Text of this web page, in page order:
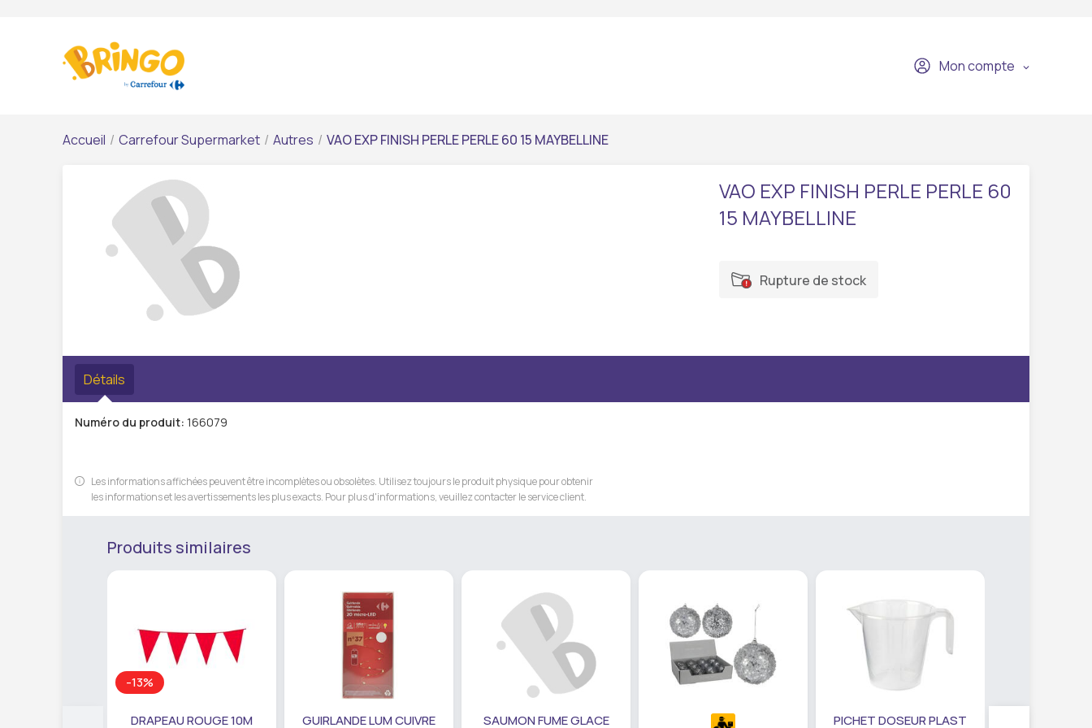
Mon compte
Accueil / Carrefour Supermarket / Autres / VAO EXP FINISH PERLE PERLE 60 15 MAYBELLINE
VAO EXP FINISH PERLE PERLE 60
15 MAYBELLINE
Rupture de stock
Détails
Numéro du produit: 166079
Les informations affichées peuvent être incomplètes ou obsolètes. Utilisez toujours le produit physique pour obtenir
les informations et les avertissements les plus exacts. Pour plus d'informations, veuillez contacter le service client.
Produits similaires
-13%
DRAPEAU ROUGE 10M
GUIRLANDE LUM CUIVRE
SAUMON FUME GLACE
PICHET DOSEUR PLAST